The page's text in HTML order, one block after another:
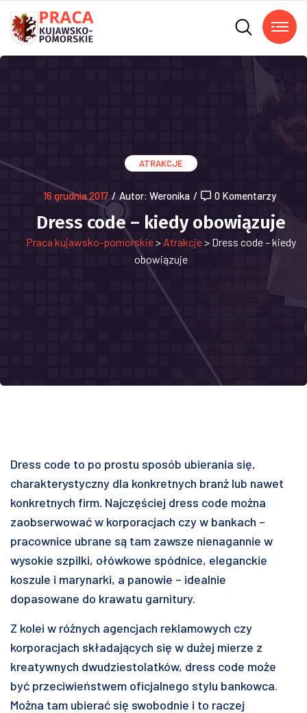
ATRAKCJE
16 grudnia 2017 / Autor: Weronika / 0 Komentarzy
Dress code – kiedy obowiązuje
Praca kujawsko-pomorskie> Atrakcje> Dress code – kiedy
obowiązuje
Dress code to po prostu sposób ubierania się,
charakterystyczny dla konkretnych branż lub nawet
konkretnych firm. Najczęściej dress code można
zaobserwować w korporacjach czy w bankach –
pracownice ubrane są tam zawsze nienagannie w
wysokie szpilki, ołówkowe spódnice, eleganckie
koszule i marynarki, a panowie – idealnie
dopasowane do krawatu garnitury.
Z kolei w różnych agencjach reklamowych czy
korporacjach składających się w dużej mierze z
kreatywnych dwudziestolatków, dress code może
być przeciwieństwem oficjalnego stylu bankowca.
Można tam ubierać się swobodnie i to raczej